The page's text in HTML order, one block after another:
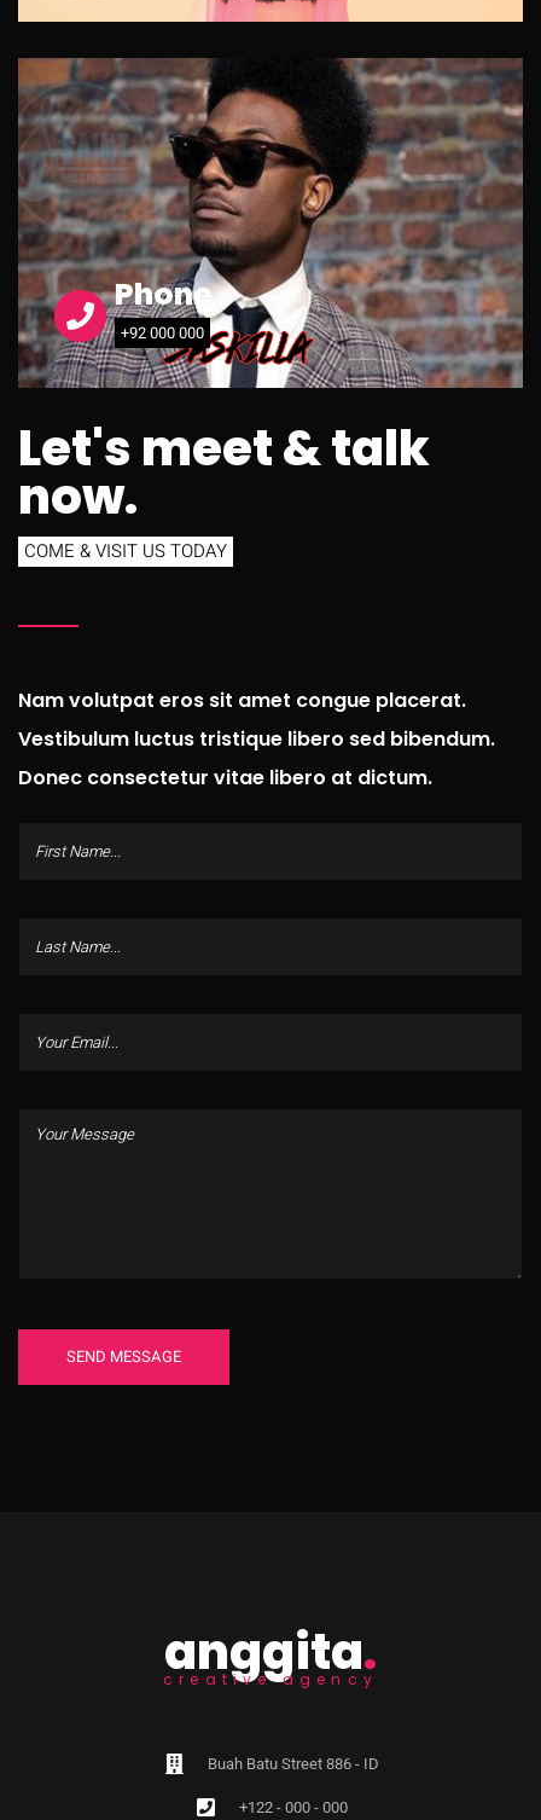
Phone
+92 000 000
Let's meet & talk
now.
COME & VISIT US TODAY
Nam volutpat eros sit amet congue placerat.
Vestibulum luctus tristique libero sed bibendum.
Donec consectetur vitae libero at dictum.
anggita.
creative agency
Buah Batu Street 886 - ID
+122 - 000 - 000